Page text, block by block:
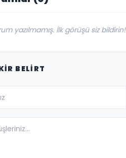
yazılmamış. İlk görüşü siz bildirin!
BELIRT